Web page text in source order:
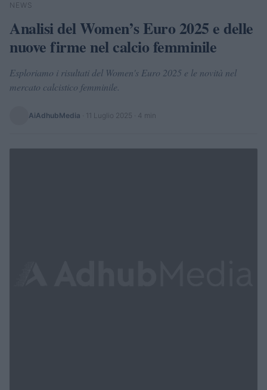
Cerca
NEWS
Analisi del Women’s Euro 2025 e delle
nuove firme nel calcio femminile
Esploriamo i risultati del Women's Euro 2025 e le novità nel
mercato calcistico femminile.
AiAdhubMedia 11 Luglio 2025 · 4 min